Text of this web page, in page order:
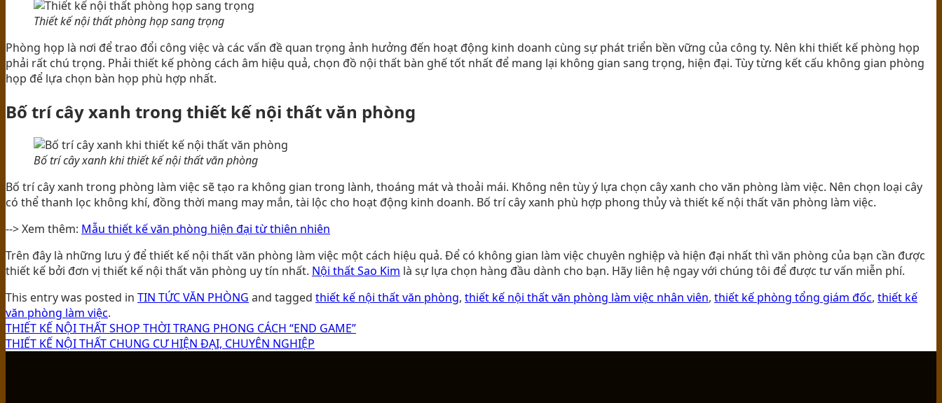
Thiết kế nội thất phòng họp sang trọng
Phòng họp là nơi để trao đổi công việc và các vấn đề quan trọng ảnh hưởng đến hoạt động kinh doanh cùng sự phát triển bền vững của công ty. Nên khi thiết kế phòng họp
phải rất chú trọng. Phải thiết kế phòng cách âm hiệu quả, chọn đồ nội thất bàn ghế tốt nhất để mang lại không gian sang trọng, hiện đại. Tùy từng kết cấu không gian phòng
họp để lựa chọn bàn họp phù hợp nhất.
Bố trí cây xanh trong thiết kế nội thất văn phòng
Bố trí cây xanh khi thiết kế nội thất văn phòng
Bố trí cây xanh trong phòng làm việc sẽ tạo ra không gian trong lành, thoáng mát và thoải mái. Không nên tùy ý lựa chọn cây xanh cho văn phòng làm việc. Nên chọn loại cây
có thể thanh lọc không khí, đồng thời mang may mắn, tài lộc cho hoạt động kinh doanh. Bố trí cây xanh phù hợp phong thủy và thiết kế nội thất văn phòng làm việc.
--> Xem thêm: Mẫu thiết kế văn phòng hiện đại từ thiên nhiên
Trên đây là những lưu ý để thiết kế nội thất văn phòng làm việc một cách hiệu quả. Để có không gian làm việc chuyên nghiệp và hiện đại nhất thì văn phòng của bạn cần được
thiết kế bởi đơn vị thiết kế nội thất văn phòng uy tín nhất. Nội thất Sao Kim là sự lựa chọn hàng đầu dành cho bạn. Hãy liên hệ ngay với chúng tôi để được tư vấn miễn phí.
This entry was posted in TIN TỨC VĂN PHÒNG and tagged thiết kế nội thất văn phòng, thiết kế nội thất văn phòng làm việc nhân viên, thiết kế phòng tổng giám đốc, thiết kế
văn phòng làm việc.
THIẾT KẾ NỘI THẤT SHOP THỜI TRANG PHONG CÁCH “END GAME”
THIẾT KẾ NỘI THẤT CHUNG CƯ HIỆN ĐẠI, CHUYÊN NGHIỆP